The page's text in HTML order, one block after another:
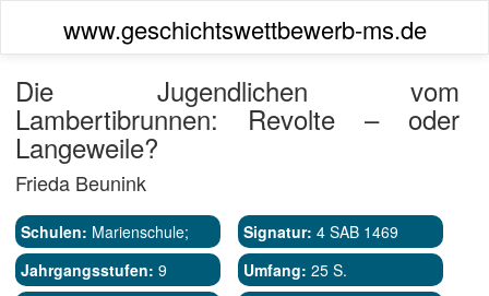
www.geschichtswettbewerb-ms.de
Die Jugendlichen vom
Lambertibrunnen: Revolte – oder
Langeweile?
Frieda Beunink
Schulen: Marienschule;
Jahrgangsstufen: 9
Signatur: 4 SAB 1469
Umfang: 25 S.